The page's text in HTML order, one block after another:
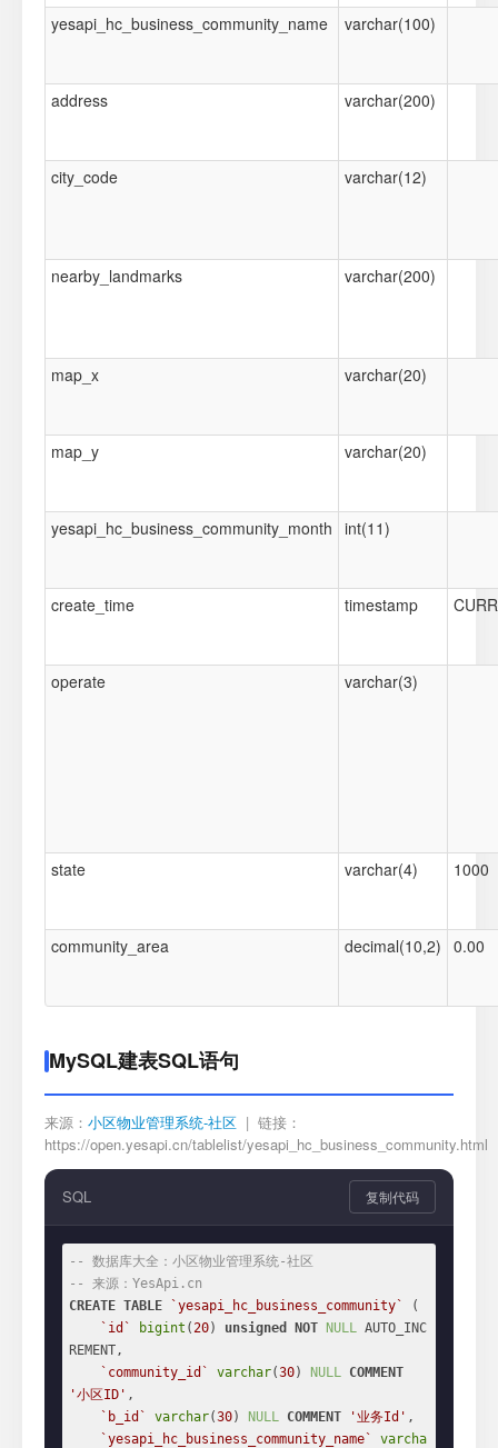
yesapi_hc_business_community_name varchar(100)
address varchar(200)
city_code varchar(12)
nearby_landmarks varchar(200)
map_x varchar(20)
map_y varchar(20)
yesapi_hc_business_community_month int(11)
create_time timestamp
operate varchar(3)
state varchar(4) 1000
community_area decimal(10,2) 0.00
MySQL建表SQL语句
来源： 小区物业管理系统-社区 | 链接：
https://open.yesapi.cn/tablelist/yesapi_hc_business_community.html
SQL 复制代码
-- 数据库大全：小区物业管理系统-社区
-- 来源：YesApi.cn
CREATE TABLE `yesapi_hc_business_community`
(
`id`
bigint (20) unsigned NOT NULL AUTO_INC
REMENT,
`community_id`
varchar(30) NULL COMMENT
'小区ID' ,
`b_id`
varchar(30) NULL COMMENT '业务Id' ,
`yesapi_hc_business_community_name`
varcha